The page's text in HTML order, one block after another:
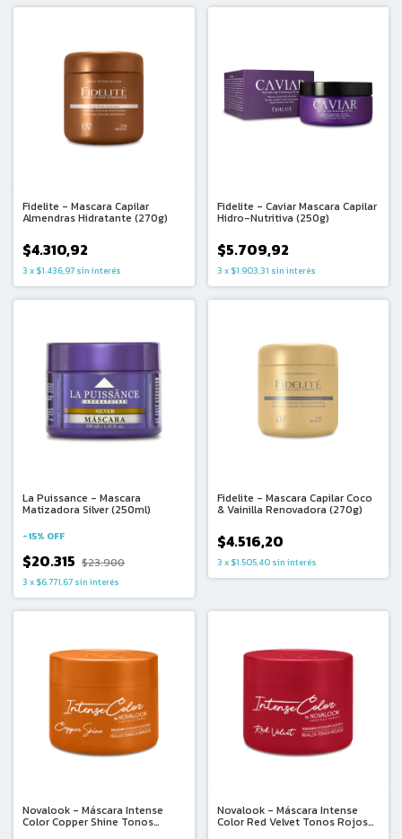
Fidelite - Mascara Capilar
Almendras Hidratante (270g)
$4.310,92
3 x $1.436,97 sin interés
Fidelite - Caviar Mascara Capilar
Hidro-Nutritiva (250g)
$5.709,92
3 x $1.903,31 sin interés
La Puissance - Mascara
Matizadora Silver (250ml)
-15% OFF
$20.315 $23.900
3 x $6.771,67 sin interés
Fidelite - Mascara Capilar Coco
& Vainilla Renovadora (270g)
$4.516,20
3 x $1.505,40 sin interés
Novalook - Máscara Intense
Color Copper Shine Tonos
Novalook - Máscara Intense
Color Red Velvet Tonos Rojos